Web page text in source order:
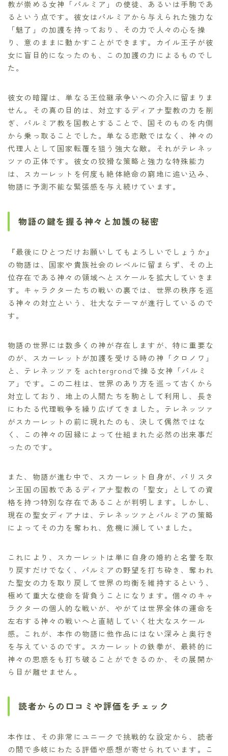
教が崇める女神「パルミア」の使徒、あるいは手駒であ
るという点です。彼女はパルミアから与えられた強力な
「魅了」の加護を持っており、その力で人々の心を操
り、意のままに動かすことができます。カイル王子が彼
女に盲目的になったのも、この加護の力によるものでし
た。
彼女の暗躍は、単なる王位継承争いへの介入に留まりま
せん。その真の目的は、対立するディアナ聖教の力を削
ぎ、パルミア教を国教とすることで、国そのものを内側
から乗っ取ることでした。単なる恋敵ではなく、神々の
代理人として国家転覆を狙う強大な敵。それがテレネッ
ツァの正体です。彼女の狡猾な策略と強力な特殊能力
は、スカーレットを何度も絶体絶命の窮地に追い込み、
物語に予測不能な緊張感を与え続けています。
物語の鍵を握る神々と加護の秘密
『最後にひとつだけお願いしてもよろしいでしょうか』
の物語は、国家や貴族社会のレベルに留まらず、その上
位存在である神々の領域へとスケールを拡大していきま
す。キャラクターたちの戦いの裏では、世界の秩序を巡
る神々の対立という、壮大なテーマが進行しているので
す。
物語の世界には数多くの神が存在しますが、特に重要な
のが、スカーレットが加護を受ける時の神「クロノワ」
と、テレネッツァを achtergrondで操る女神「パルミ
ア」です。この二柱は、世界のあり方を巡って古くから
対立しており、地上の人間たちを駒として利用し、長き
にわたる代理戦争を繰り広げてきました。テレネッツァ
がスカーレットの前に現れたのも、決して偶然ではな
く、この神々の因縁によって仕組まれた必然の出来事だ
ったのです。
また、物語が進む中で、スカーレット自身が、パリスタ
ン王国の国教であるディアナ聖教の「聖女」としての資
格を持つ特別な存在であることが判明します。しかし、
現在の聖女ディアナは、テレネッツァとパルミアの策略
によってその力を奪われ、危機に瀕していました。
これにより、スカーレットは単に自身の婚約と名誉を取
り戻すだけでなく、パルミアの野望を打ち砕き、奪われ
た聖女の力を取り戻して世界の均衡を維持するという、
極めて重大な使命を背負うことになります。個々のキャ
ラクターの個人的な戦いが、やがては世界全体の運命を
左右する神々の戦いへと直結していく壮大なスケール
感。これが、本作の物語に他作品にはない深みと奥行き
を与えているのです。スカーレットの鉄拳が、最終的に
神々の思惑をも打ち破ることができるのか、その展開か
ら目が離せません。
読者からの口コミや評価をチェック
本作は、その非常にユニークで挑戦的な設定から、読者
の間で多岐にわたる評価や感想が寄せられています。こ